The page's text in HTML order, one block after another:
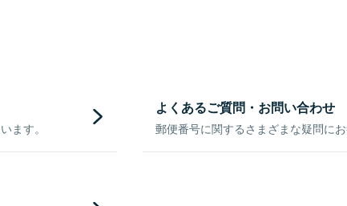
ます。
よくあるご質問・お問い合わせ
郵便番号に関するさまざまな疑問にお